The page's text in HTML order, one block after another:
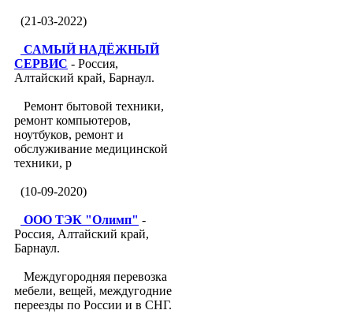
(21-03-2022)
САМЫЙ НАДЁЖНЫЙ
СЕРВИС - Россия,
Алтайский край, Барнаул.
Ремонт бытовой техники,
ремонт компьютеров,
ноутбуков, ремонт и
обслуживание медицинской
техники, р
(10-09-2020)
ООО ТЭК "Олимп" -
Россия, Алтайский край,
Барнаул.
Междугородняя перевозка
мебели, вещей, междугодние
переезды по России и в СНГ.